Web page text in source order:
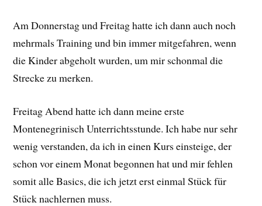
Am Donnerstag und Freitag hatte ich dann auch noch
mehrmals Training und bin immer mitgefahren, wenn
die Kinder abgeholt wurden, um mir schonmal die
Strecke zu merken.
Freitag Abend hatte ich dann meine erste
Montenegrinisch Unterrichtsstunde. Ich habe nur sehr
wenig verstanden, da ich in einen Kurs einsteige, der
schon vor einem Monat begonnen hat und mir fehlen
somit alle Basics, die ich jetzt erst einmal Stück für
Stück nachlernen muss.